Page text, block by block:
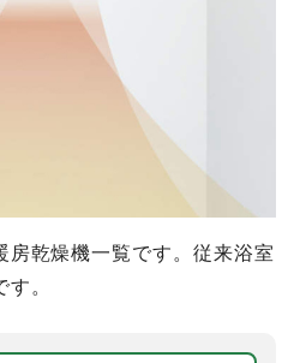
房乾燥機一覧です。従来浴室
。